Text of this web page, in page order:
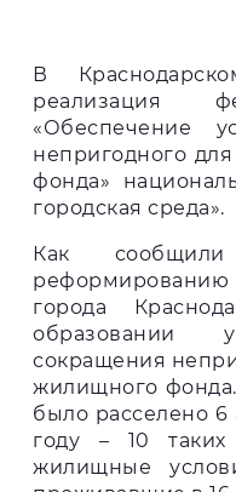
В
реализация
«Обеспечение
непригодного
фонда»
городская среда».
Как
города
образовании
сокращения
жилищного фонда.
было расселено
году – 10
жилищные